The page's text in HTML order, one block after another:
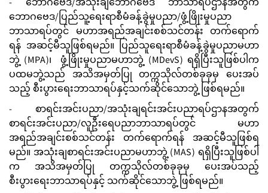
ဘောဂဗေဒ/ပြည်သူ့ရေးရာစီမံခန့်ခွဲမှုပညာ/ဖွံ့ဖြိုးမှုပညာ
ဘာသာရပ်တွင် မဟာအရည်အချင်းစစ်သင်တန်း တက်ရောက်
ရန် အဆင့်မီသူဖြစ်ရမည်။ ပြည်သူရေးရာစီမံခန့်ခွဲမှုပညာမဟာ
ဘွဲ့ (MPA)၊ ဖွံ့ဖြိုးမှုပညာမဟာဘွဲ့ (MDevS) ရရှိပြီးသူဖြစ်ပါက
ပထမဘွဲ့သည် အသိအမှတ်ပြု တက္ကသိုလ်တစ်ခုခုမှ ပေးအပ်
သည့် စီးပွားရေးဘာသာရပ်နှင့်သက်ဆိုင်သောဘွဲ့ ဖြစ်ရမည်။
- စာရင်းအင်းပညာ/အသုံးချရင်းအင်းပညာရပ်ဌာနအတွက်
စာရင်းအင်းပညာ/လူဦးရေပညာဘာသာရပ်တွင် မဟာ
အရည်အချင်းစစ်သင်တန်း တက်ရောက်ရန် အဆင့်မီသူဖြစ်ရ
မည်။ အသုံးချစာရင်းအင်းပညာမဟာဘွဲ့ (MAS) ရရှိပြီးသူဖြစ်ပါ
က အသိအမှတ်ပြု တက္ကသိုလ်တစ်ခုခုမှ ပေးအပ်သည့်
စီးပွားရေးဘာသာရပ်နှင့် သက်ဆိုင်သောဘွဲ့ ဖြစ်ရမည်။